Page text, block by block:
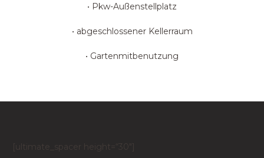
• Pkw-Außenstellplatz
• abgeschlossener Kellerraum
• Gartenmitbenutzung
[ultimate_spacer height=“30″]